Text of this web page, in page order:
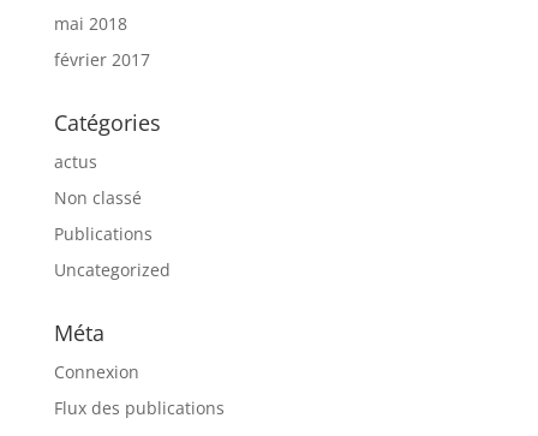
mai 2018
février 2017
Catégories
actus
Non classé
Publications
Uncategorized
Méta
Connexion
Flux des publications